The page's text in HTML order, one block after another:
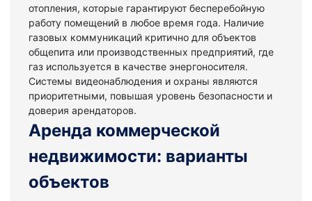
отопления, которые гарантируют бесперебойную
работу помещений в любое время года. Наличие
газовых коммуникаций критично для объектов
общепита или производственных предприятий, где
газ используется в качестве энергоносителя.
Системы видеонаблюдения и охраны являются
приоритетными, повышая уровень безопасности и
доверия арендаторов.
Аренда коммерческой
недвижимости: варианты
объектов